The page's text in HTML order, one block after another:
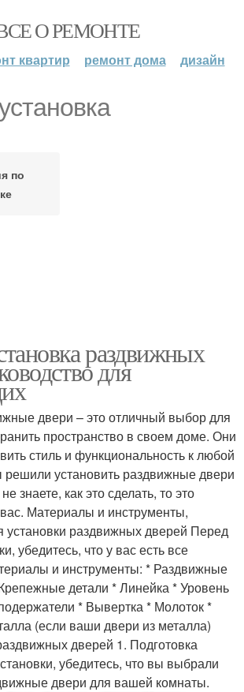
О РЕМОНТЕ
квартир ремонт дома дизайн
по
раздвижных
для
двери – это отличный выбор для
пространство в своем доме. Они
стиль и функциональность к любой
установить раздвижные двери
знаете, как это сделать, то это
Материалы и инструменты,
установки раздвижных дверей Перед
убедитесь, что у вас есть все
и инструменты: * Раздвижные
детали * Линейка * Уровень
* Вывертка * Молоток *
(если ваши двери из металла)
дверей 1. Подготовка
убедитесь, что вы выбрали
двери для вашей комнаты.